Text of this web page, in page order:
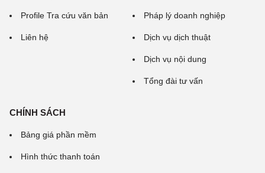
Profile Tra cứu văn bản
Liên hệ
Pháp lý doanh nghiệp
Dịch vụ dịch thuật
Dịch vụ nội dung
Tổng đài tư vấn
CHÍNH SÁCH
Bảng giá phần mềm
Hình thức thanh toán